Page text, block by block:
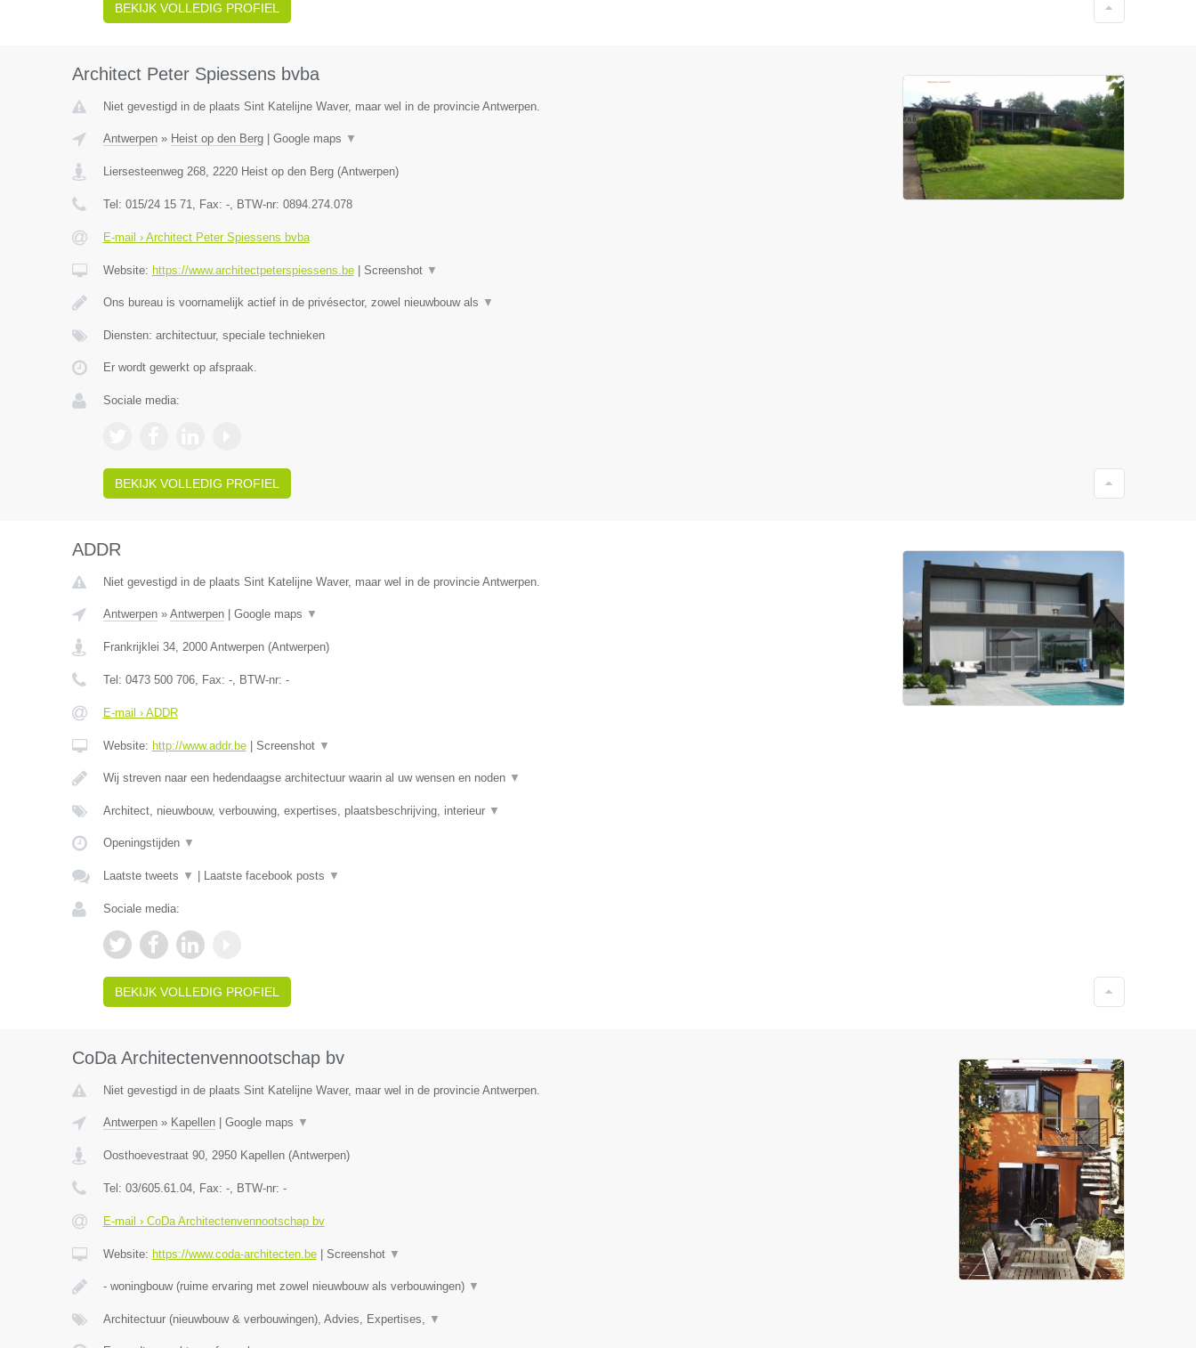
BEKIJK VOLLEDIG PROFIEL
Architect Peter Spiessens bvba
Niet gevestigd in de plaats Sint Katelijne Waver, maar wel in de provincie Antwerpen.
Antwerpen» Heist op den Berg| Google maps ▼
Liersesteenweg 268, 2220 Heist op den Berg(Antwerpen)
Tel: 015/24 15 71, Fax: -, BTW-nr: 0894.274.078
E-mail › Architect Peter Spiessens bvba
Website: https://www.architectpeterspiessens.be| Screenshot ▼
Ons bureau is voornamelijk actief in de privésector, zowel nieuwbouw als ▼
Diensten: architectuur, speciale technieken
Er wordt gewerkt op afspraak.
Sociale media:
BEKIJK VOLLEDIG PROFIEL
ADDR
Niet gevestigd in de plaats Sint Katelijne Waver, maar wel in de provincie Antwerpen.
Antwerpen» Antwerpen| Google maps ▼
Frankrijklei 34, 2000 Antwerpen(Antwerpen)
Tel: 0473 500 706, Fax: -, BTW-nr: -
E-mail › ADDR
Website: http://www.addr.be| Screenshot ▼
Wij streven naar een hedendaagse architectuur waarin al uw wensen en noden ▼
Architect, nieuwbouw, verbouwing, expertises, plaatsbeschrijving, interieur ▼
Openingstijden ▼
Laatste tweets ▼ Laatste facebook posts ▼
Sociale media:
BEKIJK VOLLEDIG PROFIEL
CoDa Architectenvennootschap bv
Niet gevestigd in de plaats Sint Katelijne Waver, maar wel in de provincie Antwerpen.
Antwerpen» Kapellen| Google maps ▼
Oosthoevestraat 90, 2950 Kapellen(Antwerpen)
Tel: 03/605.61.04, Fax: -, BTW-nr: -
E-mail › CoDa Architectenvennootschap bv
Website: https://www.coda-architecten.be| Screenshot ▼
- woningbouw (ruime ervaring met zowel nieuwbouw als verbouwingen) ▼
Architectuur (nieuwbouw & verbouwingen), Advies, Expertises, ▼